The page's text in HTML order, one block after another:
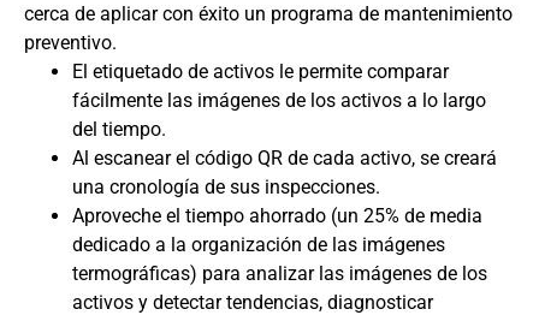
cerca de aplicar con éxito un programa de mantenimiento
preventivo.
El etiquetado de activos le permite comparar
fácilmente las imágenes de los activos a lo largo
del tiempo.
Al escanear el código QR de cada activo, se creará
una cronología de sus inspecciones.
Aproveche el tiempo ahorrado (un 25% de media
dedicado a la organización de las imágenes
termográficas) para analizar las imágenes de los
activos y detectar tendencias, diagnosticar